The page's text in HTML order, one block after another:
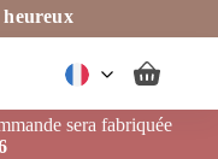
heureux
Panier
sera fabriquée